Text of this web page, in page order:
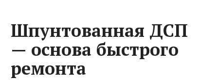
Шпунтованная ДСП
— основа быстрого
ремонта